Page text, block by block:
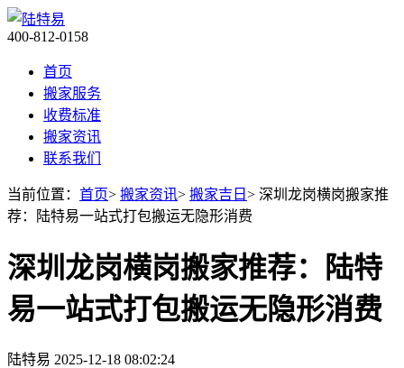
400-812-0158
首页
搬家服务
收费标准
搬家资讯
联系我们
当前位置： 首页> 搬家资讯> 搬家吉日 > 深圳龙岗横岗搬家推
荐：陆特易一站式打包搬运无隐形消费
深圳龙岗横岗搬家推荐：陆特
易一站式打包搬运无隐形消费
陆特易 2025-12-18 08:02:24